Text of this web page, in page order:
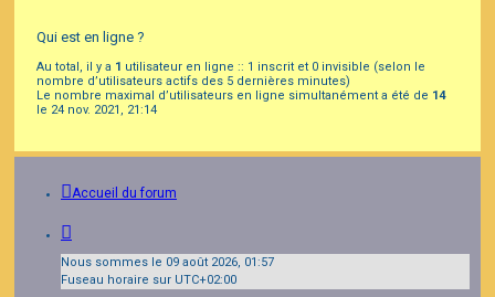
Qui est en ligne ?
Au total, il y a 1 utilisateur en ligne :: 1 inscrit et 0 invisible (selon le
nombre d’utilisateurs actifs des 5 dernières minutes)
Le nombre maximal d’utilisateurs en ligne simultanément a été de 14
le 24 nov. 2021, 21:14
Accueil du forum
Nous sommes le 09 août 2026, 01:57
Fuseau horaire sur UTC+02:00